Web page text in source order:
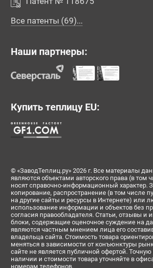
Все патенты (69)...
Наши партнеры:
Купить теплицу EU:
© «ЗаводТеплиц.ру» 2026 г. Все материалы
являются объектами авторского права (в том
носят справочно-информационный характер.
копирование, распространение (в том числе
на другие сайты и ресурсы в Интернете) или
использование информации и объектов без
согласия правообладателя. Статьи, отзывы
блоки, содержащие оценочное суждение на
являются частным мнением лица его
владельца сайта. Стоимость товара
меняться в зависимости от конъюнктуры
сайте не является публичной офертой.
наличии и стоимости товара уточняйте в
номерам телефонов.